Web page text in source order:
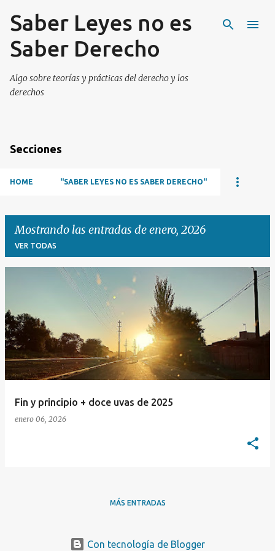
Saber Leyes no es
Saber Derecho
Algo sobre teorías y prácticas del derecho y los
derechos
Secciones
HOME "SABER LEYES NO ES SABER DERECHO"
Mostrando las entradas de enero, 2026
VER TODAS
t
r
a
d
Fin y principio + doce uvas de 2025
enero 06, 2026
MÁS ENTRADAS
Con tecnología de Blogger